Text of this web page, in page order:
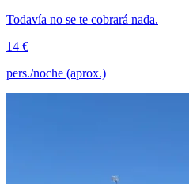
Todavía no se te cobrará nada.
14 €
pers./noche (aprox.)